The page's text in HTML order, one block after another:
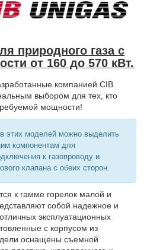
природного газас
от 160 до 570 кВт.
компанией CIB
выбором для тех, кто
мощности!
этих моделей можно выделить
компонентам для
к газопроводу и
клапана с обеих сторон.
к гамме горелок малой и
собой надежное и
эксплуатационных
с корпусом из
оснащены съемной